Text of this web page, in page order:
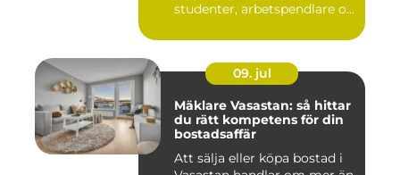
studenter, arbetspendlare o...
09. jul
Mäklare Vasastan: så hittar
du rätt kompetens för din
bostadsaffär
Att sälja eller köpa bostad i